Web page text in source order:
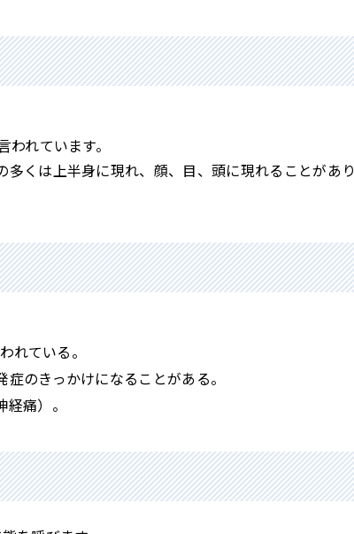
れています。
くは上半身に現れ、顔、目、頭に現れることがあり
れている。
のきっかけになることがある。
痛）。